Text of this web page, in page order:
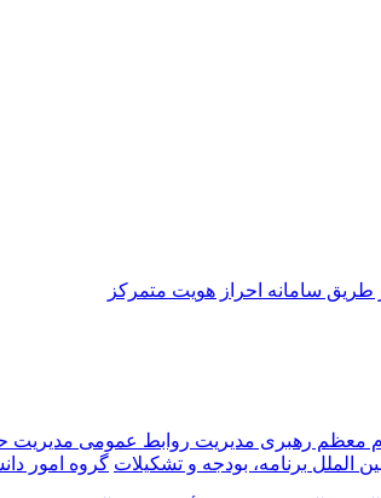
طريق سامانه احراز هويت متمركز
معظم رهبری مدیریت روابط عمومی
الملل برنامه، بودجه و تشکیلات گروه امور